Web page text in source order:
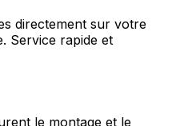
directement sur votre
Service rapide et
le montage et le